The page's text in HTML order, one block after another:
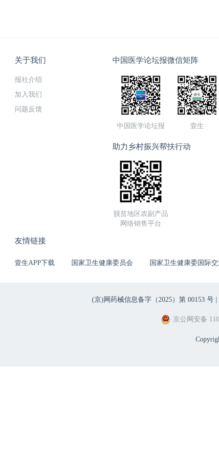
关于我们
报社介绍
加入我们
问题反馈
中国医学论坛报微信矩阵
中国医学论坛报 壹生
助力乡村振兴帮扶行动
脱贫地区农副产品
网络销售平台
友情链接
壹生APP下载 国家卫生健康委员会 国家卫生健康委国际
(京)网药械信息备字（2025）第 00153 号 |
京公网安备